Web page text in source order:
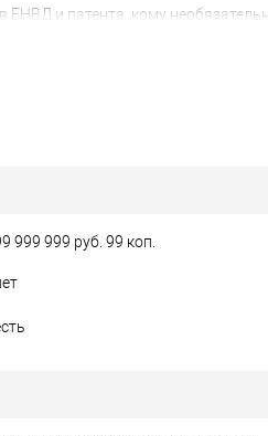
и патента, кому
в будущем.
999 999 руб. 99 коп.